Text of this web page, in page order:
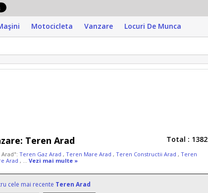
Motocicleta Vanzare Locuri De Munca
Teren Arad Total : 1382
Teren Gaz Arad , Teren Mare Arad , Teren Constructii Arad , Teren
Arad , ... Vezi mai multe »
cele mai recente Teren Arad